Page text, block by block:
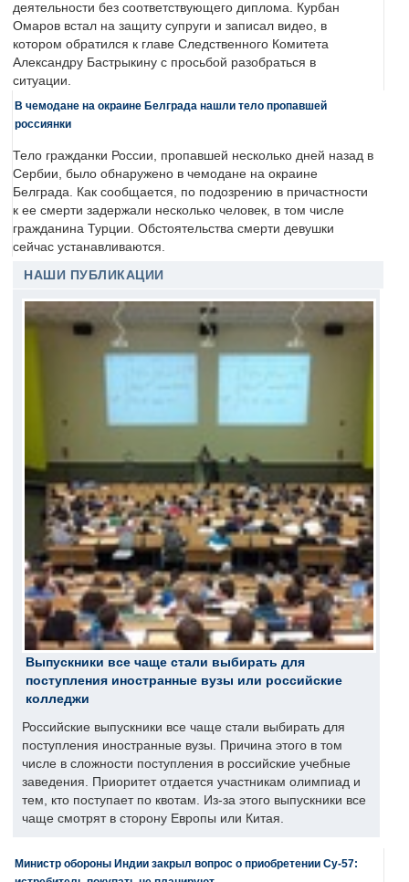
деятельности без соответствующего диплома. Курбан
Омаров встал на защиту супруги и записал видео, в
котором обратился к главе Следственного Комитета
Александру Бастрыкину с просьбой разобраться в
ситуации.
В чемодане на окраине Белграда нашли тело пропавшей
россиянки
Тело гражданки России, пропавшей несколько дней назад в
Сербии, было обнаружено в чемодане на окраине
Белграда. Как сообщается, по подозрению в причастности
к ее смерти задержали несколько человек, в том числе
гражданина Турции. Обстоятельства смерти девушки
сейчас устанавливаются.
НАШИ ПУБЛИКАЦИИ
Выпускники все чаще стали выбирать для
поступления иностранные вузы или российские
колледжи
Российские выпускники все чаще стали выбирать для
поступления иностранные вузы. Причина этого в том
числе в сложности поступления в российские учебные
заведения. Приоритет отдается участникам олимпиад и
тем, кто поступает по квотам. Из-за этого выпускники все
чаще смотрят в сторону Европы или Китая.
Министр обороны Индии закрыл вопрос о приобретении Су-57: